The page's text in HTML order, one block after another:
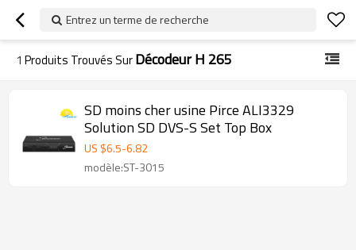
Entrez un terme de recherche
1 Produits Trouvés SurDécodeur H 265
SD moins cher usine Pirce ALI3329
Solution SD DVS-S Set Top Box
US $6.5-6.82
modèle:ST-3015